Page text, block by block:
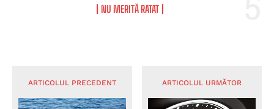
NU MERITĂ RATAT
ARTICOLUL PRECEDENT ARTICOLUL URMĂTOR